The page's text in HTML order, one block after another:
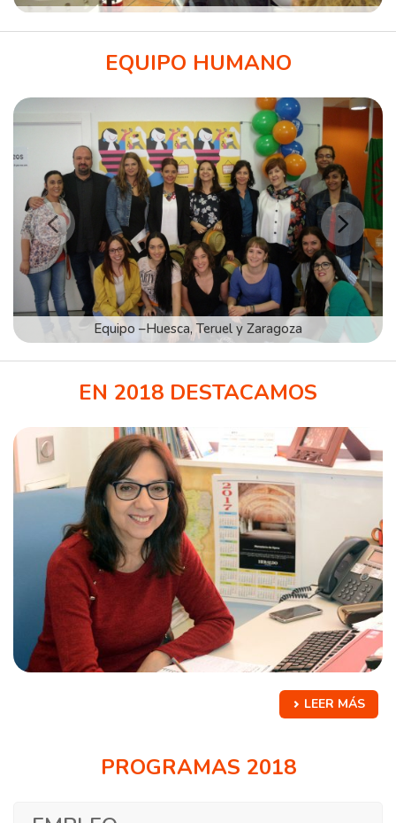
EQUIPO HUMANO
EN 2018 DESTACAMOS
LEER MÁS
PROGRAMAS 2018